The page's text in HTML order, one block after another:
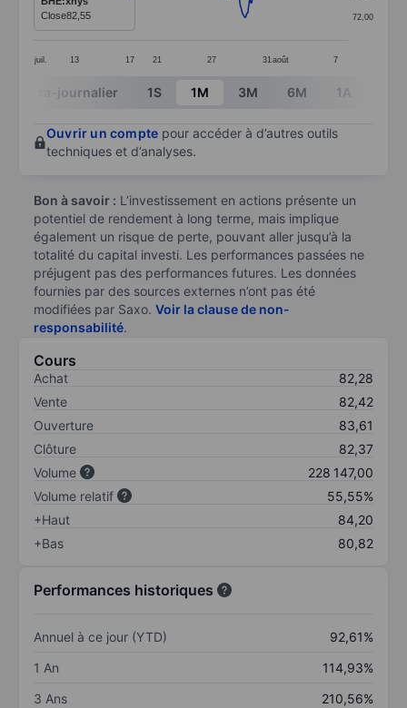
The chart has 1 Y axis displaying values. Data
juil. 13 17 21 27 31 août 7
72,00
Close82,55
End of interactive chart.
Intra-journalier 1S 1M 3M 6M 1A
Ouvrir un compte pour accéder à d’autres outils
techniques et d’analyses.
Bon à savoir : L’investissement en actions présente un
potentiel de rendement à long terme, mais implique
également un risque de perte, pouvant aller jusqu’à la
totalité du capital investi. Les performances passées ne
préjugent pas des performances futures. Les données
fournies par des sources externes n’ont pas été
modifiées par Saxo. Voir la clause de non-
responsabilité.
Cours
Achat
82,28
Vente
82,42
Ouverture
83,61
Clôture
82,37
Volume
228 147,00
Volume relatif
55,55%
+Haut
84,20
+Bas
80,82
Performances historiques
Annuel à ce jour (YTD)
92,61%
1 An
114,93%
3 Ans
210,56%